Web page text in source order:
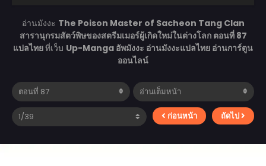
อ่านมังงะ The Poison Master of Sacheon Tang Clan
สารานุกรมสัตว์พิษของสตรีมเมอร์ผู้เกิดใหม่ในต่างโลก ตอนที่ 87
แปลไทยที่เว็บ Up-Manga อัพมังงะ อ่านมังงะแปลไทย อ่านการ์ตูน
ออนไลน์
ก่อนหน้า ถัดไป